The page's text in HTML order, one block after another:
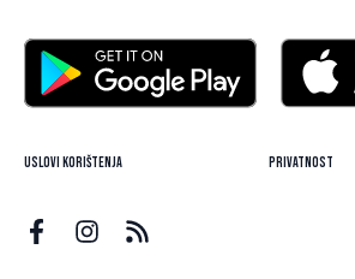
Uslovi korištenja Privatnost